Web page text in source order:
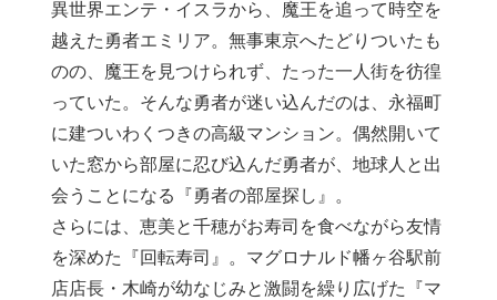
異世界エンテ・イスラから、魔王を追って時空を
越えた勇者エミリア。無事東京へたどりついたも
のの、魔王を見つけられず、たった一人街を彷徨
っていた。そんな勇者が迷い込んだのは、永福町
に建ついわくつきの高級マンション。偶然開いて
いた窓から部屋に忍び込んだ勇者が、地球人と出
会うことになる『勇者の部屋探し』。
さらには、恵美と千穂がお寿司を食べながら友情
を深めた『回転寿司』。マグロナルド幡ヶ谷駅前
店店長・木崎が幼なじみと激闘を繰り広げた『マ